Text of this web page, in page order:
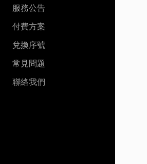
服務公告
付費方案
兌換序號
常見問題
聯絡我們